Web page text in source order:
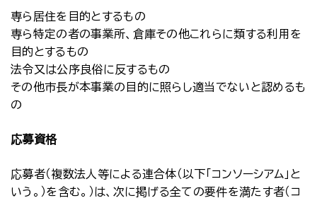
専ら居住を目的とするもの
専ら特定の者の事業所、倉庫その他これらに類する利用を
目的とするもの
法令又は公序良俗に反するもの
その他市長が本事業の目的に照らし適当でないと認めるも
の
応募資格
応募者（複数法人等による連合体（以下「コンソーシアム」と
いう。）を含む。）は、次に掲げる全ての要件を満たす者（コ